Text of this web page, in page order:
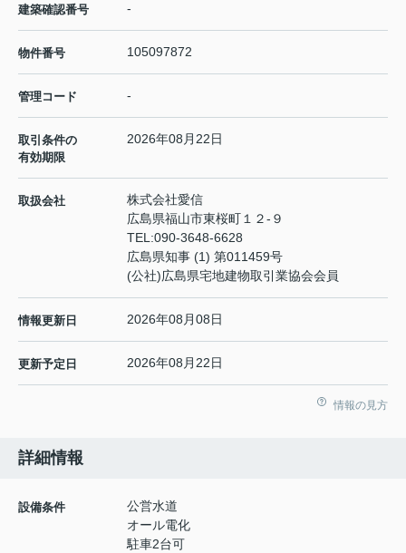
建築確認番号 -
物件番号 105097872
管理コード -
取引条件の
有効期限
2026年08月22日
取扱会社
株式会社愛信
広島県福山市東桜町１２-９
TEL:090-3648-6628
広島県知事 (1) 第011459号
(公社)広島県宅地建物取引業協会会員
情報更新日 2026年08月08日
更新予定日 2026年08月22日
情報の見方
詳細情報
設備条件
公営水道
オール電化
駐車2台可